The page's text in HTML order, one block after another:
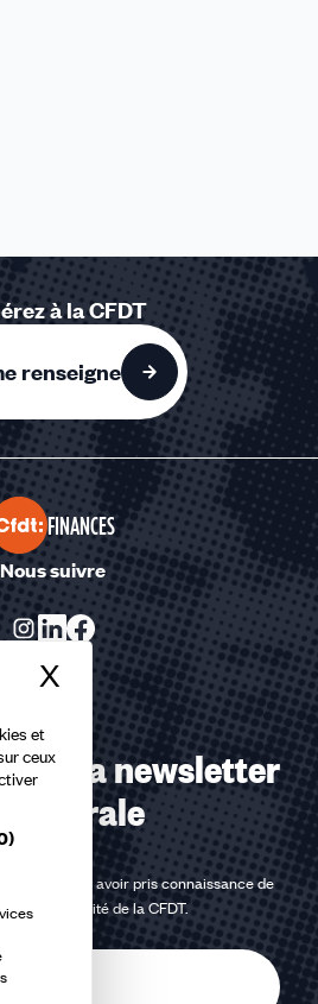
et
ceux
X Masquer le
à la CFDT
renseigne
FINANCES
Nous suivre
à la newsletter
j'affirme avoir pris connaissance de
confidentialité de la CFDT.